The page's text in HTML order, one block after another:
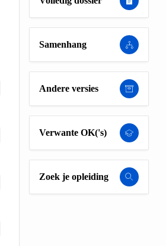
Samenhang
Andere versies
Verwante OK('s)
Zoek je opleiding